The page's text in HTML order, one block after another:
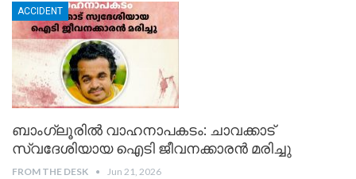
ACCIDENT
ബാംഗ്ലൂരിൽ വാഹനാപകടം: ചാവക്കാട്
സ്വദേശിയായ ഐടി ജീവനക്കാരൻ മരിച്ചു
FROM THE DESK Jun 21, 2026